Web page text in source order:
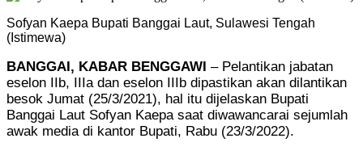
Sofyan Kaepa Bupati Banggai Laut, Sulawesi Tengah
(Istimewa)
BANGGAI, KABAR BENGGAWI – Pelantikan jabatan
eselon IIb, IIIa dan eselon IIIb dipastikan akan dilantikan
besok Jumat (25/3/2021), hal itu dijelaskan Bupati
Banggai Laut Sofyan Kaepa saat diwawancarai sejumlah
awak media di kantor Bupati, Rabu (23/3/2022).